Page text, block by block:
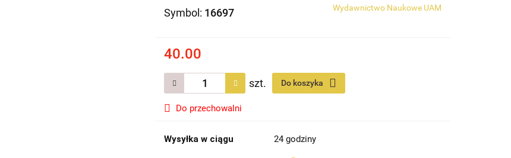
Symbol: 16697 Wydawnictwo Naukowe UAM
40.00
szt. Do koszyka
Do przechowalni
Wysyłka w ciągu 24 godziny